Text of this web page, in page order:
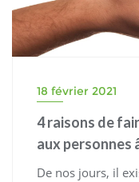
18 février 2021
4 raisons de
aux personnes
De nos jours, il